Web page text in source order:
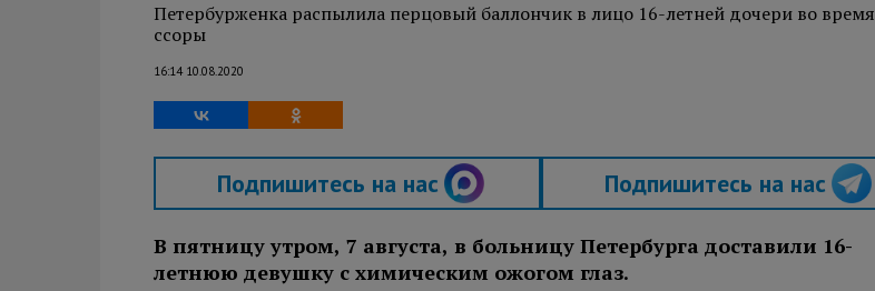
Петербурженка распылила перцовый баллончик в лицо 16-летней дочери во время
ссоры
16:14 10.08.2020
Подпишитесь на нас Подпишитесь на нас
В пятницу утром, 7 августа, в больницу Петербурга доставили 16-
летнюю девушку с химическим ожогом глаз.